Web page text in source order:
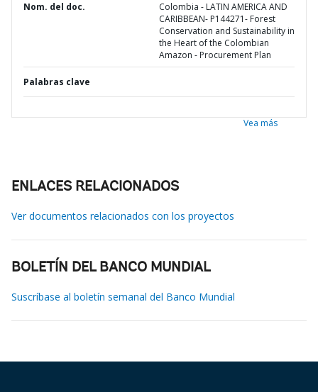
Nom. del doc.
Colombia - LATIN AMERICA AND
CARIBBEAN- P144271- Forest
Conservation and Sustainability in
the Heart of the Colombian
Amazon - Procurement Plan
Palabras clave
Vea más
ENLACES RELACIONADOS
Ver documentos relacionados con los proyectos
BOLETÍN DEL BANCO MUNDIAL
Suscríbase al boletín semanal del Banco Mundial